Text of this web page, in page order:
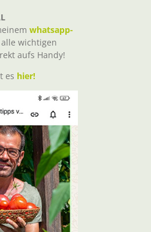
whatsapp-
wichtigen
aufs Handy!
es hier!